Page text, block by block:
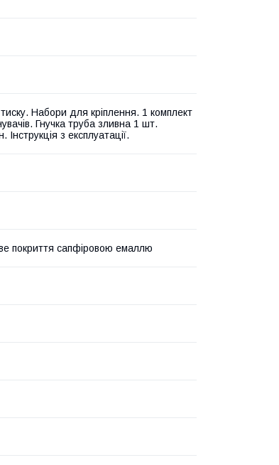
Набори для кріплення. 1 комплект
Гнучка труба зливна 1 шт.
Інструкція з експлуатації.
покриття сапфіровою емаллю